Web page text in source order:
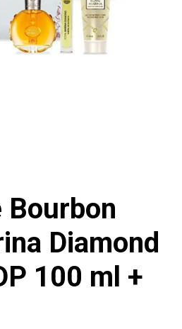
Bourbon
Diamond
100 ml +